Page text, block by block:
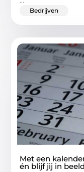
Bedrijven
Met een
én blijf jij in